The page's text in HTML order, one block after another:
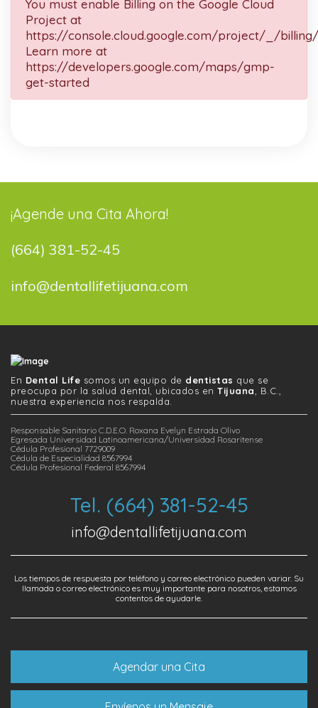
You must enable Billing on the Google Cloud
Project at
https://console.cloud.google.com/project/_/
Learn more at
https://developers.google.com/maps/gmp-
get-started
¡Agende una Cita Ahora!
(664) 381-52-45
info@dentallifetijuana.com
En Dental Life somos un equipo de dentistas que se
preocupa por la salud dental, ubicados en Tijuana, B.C.,
nuestra experiencia nos respalda.
Responsable Sanitario C.D.E.O. Roxana Evelyn Estrada Olivo
Egresada Universidad Latinoamericana/Universidad Rosaritense
Cédula Profesional 7729009
Cédula de Especialidad 8567994
Cédula Profesional Federal 8567994
Tel. (664) 381-52-45
info@dentallifetijuana.com
Los tiempos de respuesta por teléfono y correo electrónico pueden variar. Su
llamada o correo electrónico es muy importante para nosotros, estamos
contentos de ayudarle.
Agendar una Cita